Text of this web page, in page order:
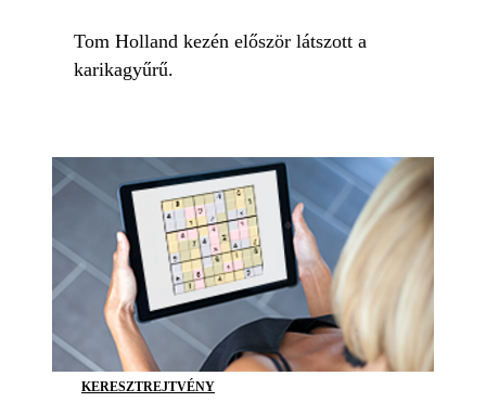
Tom Holland kezén először látszott a
karikagyűrű.
KERESZTREJTVÉNY